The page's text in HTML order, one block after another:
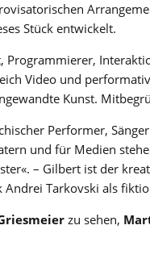
Stück entwickelt.
Programmierer,
Video und
Kunst.
Performer,
und für Medien
– Gilbert ist der
Andrei Tarkovski als
zu sehen,